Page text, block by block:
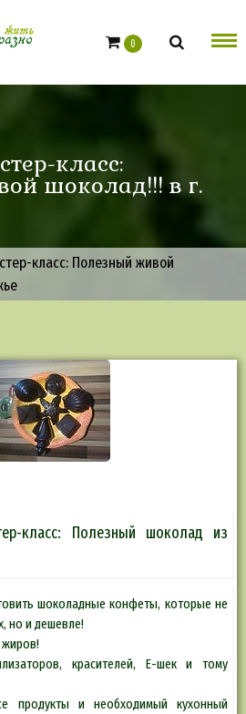
0
класс:
шоколад!!! в г.
класс: Полезный живой
класс: Полезный шоколад из
шоколадные конфеты, которые не
но и дешевле!
жиров!
красителей, Е-шек и тому
продукты и необходимый кухонный